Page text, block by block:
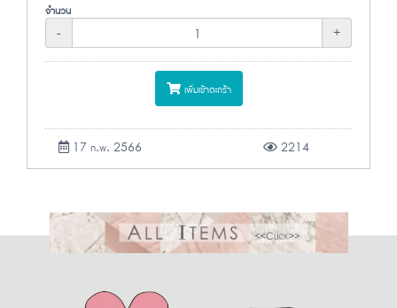
จำนวน
-
+
เพิ่มเข้าตะกร้า
17 ก.พ. 2566 2214